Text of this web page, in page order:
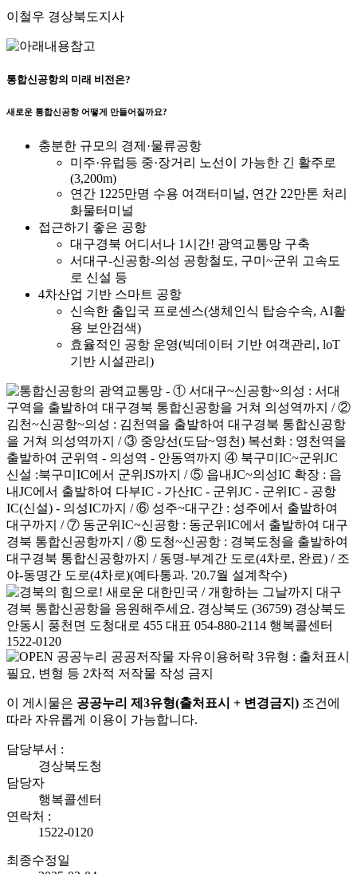
이철우 경상북도지사
통합신공항의 미래 비전은?
새로운 통합신공항 어떻게 만들어질까요?
충분한 규모의 경제·물류공항
미주·유럽등 중·장거리 노선이 가능한 긴 활주로
(3,200m)
연간 1225만명 수용 여객터미널, 연간 22만톤 처리
화물터미널
접근하기 좋은 공항
대구경북 어디서나 1시간! 광역교통망 구축
서대구-신공항-의성 공항철도, 구미~군위 고속도
로 신설 등
4차산업 기반 스마트 공항
신속한 출입국 프로센스(생체인식 탑승수속, AI활
용 보안검색)
효율적인 공항 운영(빅데이터 기반 여객관리, loT
기반 시설관리)
이 게시물은 공공누리 제3유형(출처표시 + 변경금지) 조건에
따라 자유롭게 이용이 가능합니다.
담당부서 :
경상북도청
담당자
행복콜센터
연락처 :
1522-0120
최종수정일